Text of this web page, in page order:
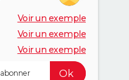
Voir un exemple
Voir un exemple
Voir un exemple